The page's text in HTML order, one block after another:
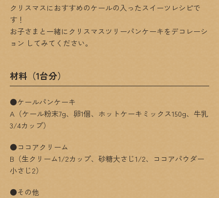
クリスマスにおすすめのケールの入ったスイーツレシピで
す！
お子さまと一緒にクリスマスツリーパンケーキをデコレーシ
ョン してみてください。
材料（1台分）
●ケールパンケーキ
A（ケール粉末7g、卵1個、ホットケーキミックス150g、牛乳
3/4カップ）
●ココアクリーム
B（生クリーム1/2カップ、砂糖大さじ1/2、ココアパウダー
小さじ2）
●その他